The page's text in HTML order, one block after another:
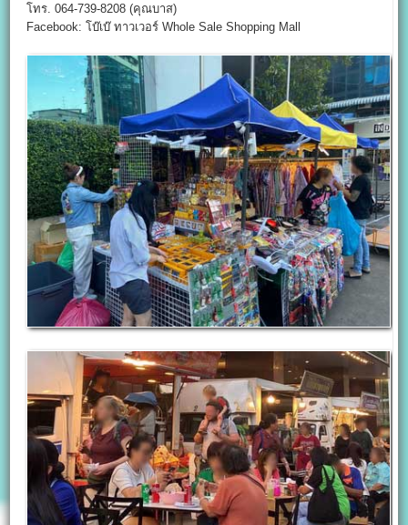
โทร. 064-739-8208 (คุณบาส)
Facebook: โบ๊เบ๊ ทาวเวอร์ Whole Sale Shopping Mall